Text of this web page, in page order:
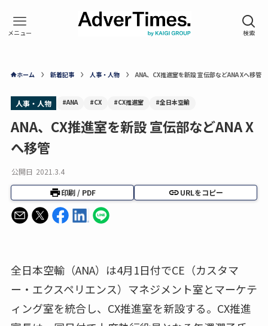
ホーム 新着記事 人事・人物 ANA、CX推進室を新設 宣伝部などANA Xへ移管
人事・人物 #ANA #CX #CX推進室 #全日本空輸
ANA、CX推進室を新設 宣伝部などANA X
へ移管
公開日 2021.3.4
印刷 / PDF URLをコピー
全日本空輸（ANA）は4月1日付でCE（カスタマ
ー・エクスペリエンス）マネジメント室とマーケテ
ィング室を統合し、CX推進室を新設する。CX推進